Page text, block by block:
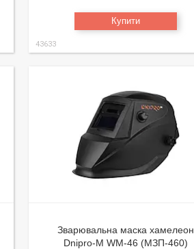
Купити
43633
Зварювальна маска хамелеон
Dnipro-M WM-46 (МЗП-460)